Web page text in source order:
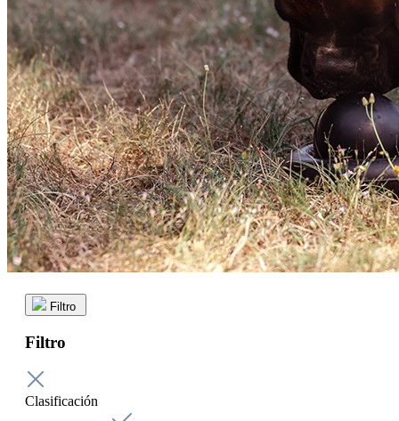
Filtro
Filtro
Clasificación